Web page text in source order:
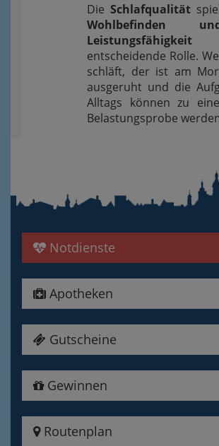
Die Schlafqualität
Wohlbefinden
Leistungsfähigkeit
entscheidende Rolle.
schläft, der ist am
ausgeruht und die
Alltags können zu
Belastungsprobe
Notdienste
Apotheken
Gutscheine
Gewinnen
Routenplan